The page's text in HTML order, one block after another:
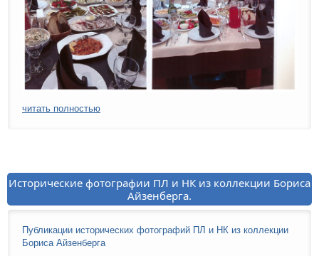
читать полностью
Исторические фотографии ПЛ и НК из коллекции Бориса
Айзенберга.
Публикации исторических фотографий ПЛ и НК из коллекции
Бориса Айзенберга